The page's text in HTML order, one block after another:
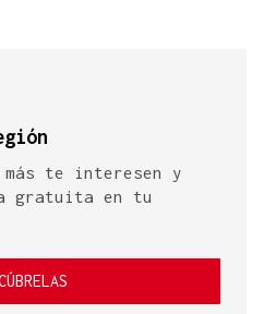
te interesen y
gratuita en tu